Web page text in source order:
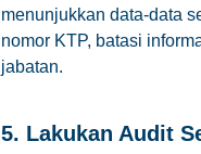
menunjukkan data-data
nomor KTP, batasi
jabatan.
5. Lakukan Audit